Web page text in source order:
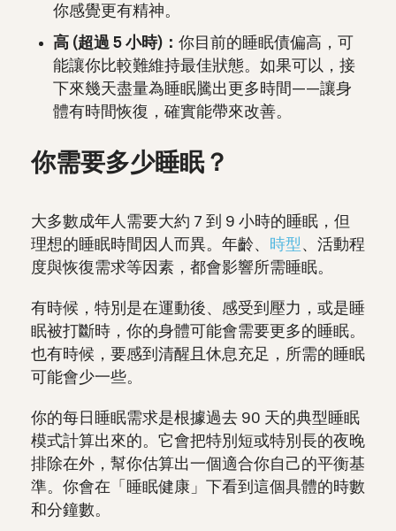
你感覺更有精神。
高 (超過 5 小時)： 你目前的睡眠債偏高，可
能讓你比較難維持最佳狀態。如果可以，接
下來幾天盡量為睡眠騰出更多時間——讓身
體有時間恢復，確實能帶來改善。
你需要多少睡眠？
大多數成年人需要大約 7 到 9 小時的睡眠，但
理想的睡眠時間因人而異。年齡、 時型 、活動程
度與恢復需求等因素，都會影響所需睡眠。
有時候，特別是在運動後、感受到壓力，或是睡
眠被打斷時，你的身體可能會需要更多的睡眠。
也有時候，要感到清醒且休息充足，所需的睡眠
可能會少一些。
你的每日睡眠需求是根據過去 90 天的典型睡眠
模式計算出來的。它會把特別短或特別長的夜晚
排除在外，幫你估算出一個適合你自己的平衡基
準。你會在「睡眠健康」下看到這個具體的時數
和分鐘數。